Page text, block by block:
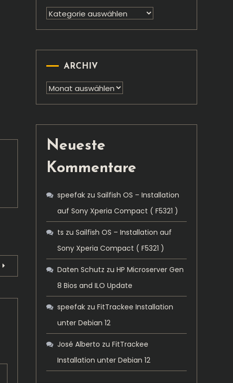
Kategorien
ARCHIV
Archiv
Neueste
Kommentare
speefak zu Sailfish OS – Installation
auf Sony Xperia Compact ( F5321 )
ts zu Sailfish OS – Installation auf
Sony Xperia Compact ( F5321 )
Daten Schutz zu HP Microserver Gen
8 Bios and ILO Update
speefak zu FitTrackee Installation
unter Debian 12
José Alberto zu FitTrackee
Installation unter Debian 12